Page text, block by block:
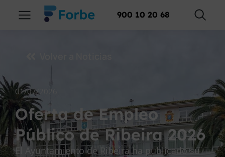
900 10 20 68
01/07/2026
Oferta de Empleo
Público de Ribeira 2026
El Ayuntamiento de Ribeira ha publicado su